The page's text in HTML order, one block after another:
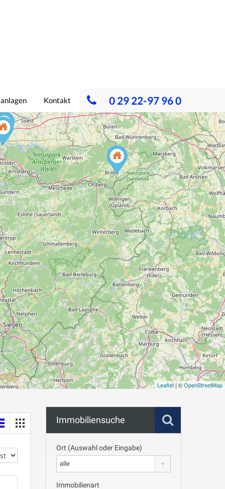
0 29 22-97 96 0
Kontakt
Leaflet | ©OpenStreetMap
Immobiliensuche
Ort (Auswahl oder Eingabe)
alle
Immobilienart